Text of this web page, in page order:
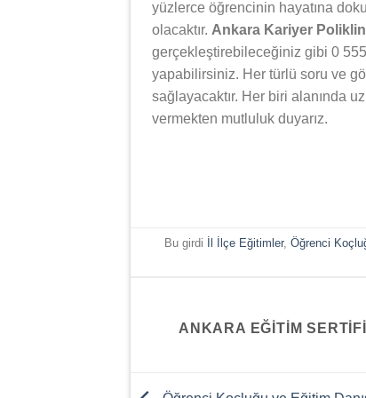
yüzlerce öğrencinin hayatına
olacaktır. Ankara Kariyer
gerçekleştirebileceğiniz gibi 0 555
yapabilirsiniz. Her türlü soru ve
sağlayacaktır. Her biri alanında
vermekten mutluluk duyarız.
Bu girdi İl İlçe Eğitimler, Öğrenci
ANKARA EĞITIM